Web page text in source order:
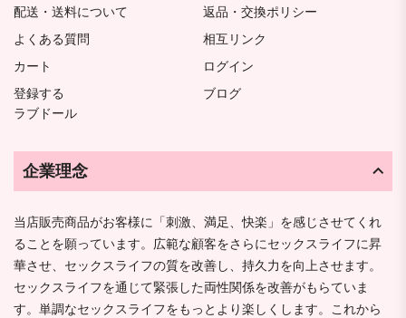
配送・送料について
返品・交換ポリシー
よくある質問
相互リンク
カート
ログイン
登録する
ブログ
ラブドール
企業理念
当店販売商品がお客様に「刺激、満足、快楽」を感じさせてくれ
ることを願っています。広範な顧客をさらにセックスライフに昇
華させ、セックスライフの質を改善し、持久力を向上させます。
セックスライフを通じて緊張した両性関係を改善がもらていま
す。単調なセックスライフをもっとより楽しくします。これから